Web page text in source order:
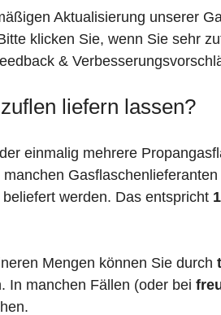
Aktualisierung unserer
klicken Sie, wenn Sie sehr
&
liefern lassen?
einmalig mehrere
manchen Gasflaschenlieferanten
werden. Das entspricht
Mengen können Sie durch
In manchen Fällen (oder bei